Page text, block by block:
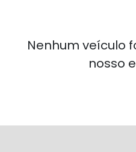
Nenhum veículo
nosso